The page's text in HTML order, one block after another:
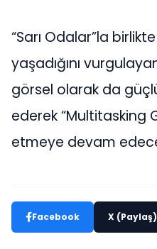
“Sarı Odalar”la
yaşadığını
görsel olarak da
ederek “Multitasking
etmeye devam
Facebook X (Paylaş)